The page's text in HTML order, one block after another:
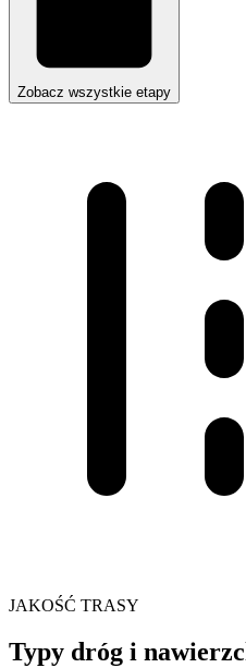
Zobacz wszystkie etapy
JAKOŚĆ TRASY
Typy dróg i